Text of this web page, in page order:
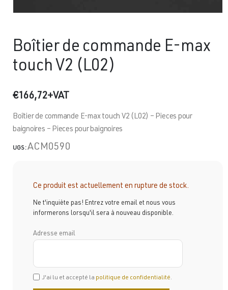
Boîtier de commande E-max
touch V2 (L02)
€166,72+VAT
Boîtier de commande E-max touch V2 (L02) – Pieces pour
baignoires – Pieces pour baignoires
UGS :ACM0590
Ce produit est actuellement en rupture de stock.
Ne t'inquiète pas! Entrez votre email et nous vous
informerons lorsqu'il sera à nouveau disponible.
Adresse email
J'ai lu et accepté la politique de confidentialité.